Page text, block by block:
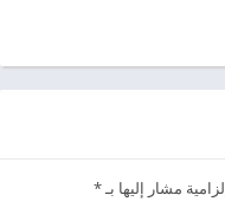
مشار إليها بـ*